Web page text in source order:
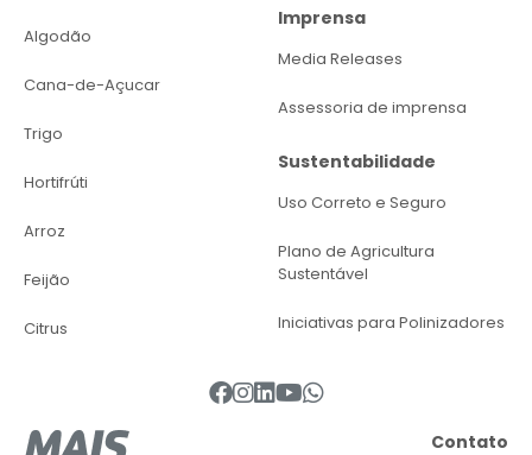
Algodão
Cana-de-Açucar
Trigo
Hortifrúti
Arroz
Feijão
Citrus
Imprensa
Media Releases
Assessoria de imprensa
Sustentabilidade
Uso Correto e Seguro
Plano de Agricultura
Sustentável
Iniciativas para Polinizadores
Contato